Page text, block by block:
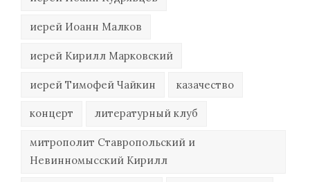
иерей Иоанн Малков
иерей Кирилл Марковский
иерей Тимофей Чайкин казачество
концерт литературный клуб
митрополит Ставропольский и
Невинномысский Кирилл